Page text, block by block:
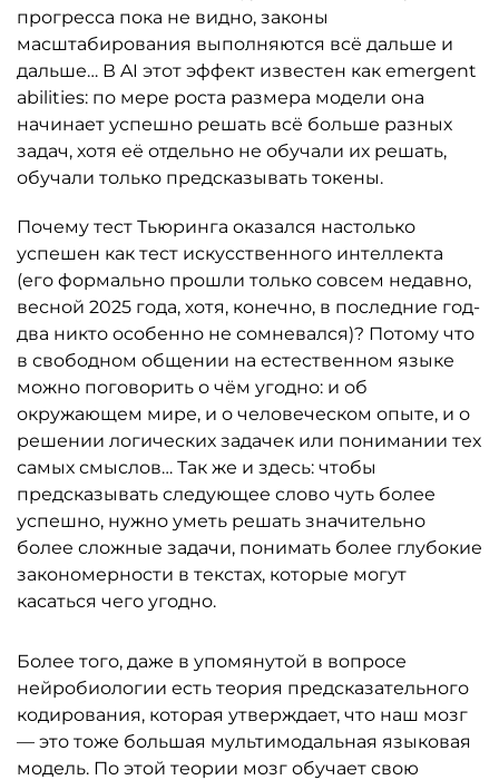
прогресса пока не видно, законы
масштабирования выполняются всё дальше и
дальше… В AI этот эффект известен как emergent
abilities: по мере роста размера модели она
начинает успешно решать всё больше разных
задач, хотя её отдельно не обучали их решать,
обучали только предсказывать токены.
Почему тест Тьюринга оказался настолько
успешен как тест искусственного интеллекта
(его формально прошли только совсем недавно,
весной 2025 года, хотя, конечно, в последние год-
два никто особенно не сомневался)? Потому что
в свободном общении на естественном языке
можно поговорить о чём угодно: и об
окружающем мире, и о человеческом опыте, и о
решении логических задачек или понимании тех
самых смыслов… Так же и здесь: чтобы
предсказывать следующее слово чуть более
успешно, нужно уметь решать значительно
более сложные задачи, понимать более глубокие
закономерности в текстах, которые могут
касаться чего угодно.
Более того, даже в упомянутой в вопросе
нейробиологии есть теория предсказательного
кодирования, которая утверждает, что наш мозг
— это тоже большая мультимодальная языковая
модель. По этой теории мозг обучает свою